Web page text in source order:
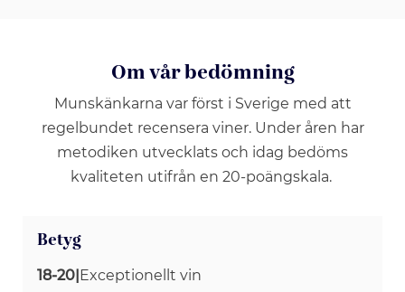
Om vår bedömning
Munskänkarna var först i Sverige med att
regelbundet recensera viner. Under åren har
metodiken utvecklats och idag bedöms
kvaliteten utifrån en 20-poängskala.
Betyg
18-20|Exceptionellt vin